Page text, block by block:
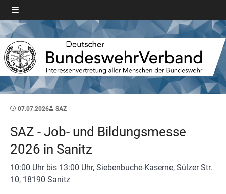
07.07.2026 SAZ
SAZ - Job- und Bildungsmesse
2026 in Sanitz
10:00 Uhr bis 13:00 Uhr, Siebenbuche-Kaserne, Sülzer Str.
10, 18190 Sanitz